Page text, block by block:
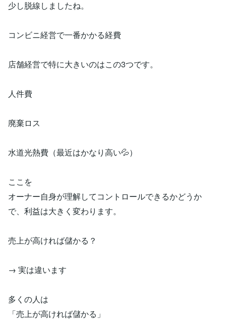
少し脱線しましたね。
コンビニ経営で一番かかる経費
店舗経営で特に大きいのはこの3つです。
人件費
廃棄ロス
水道光熱費（最近はかなり高い💦）
ここを
オーナー自身が理解してコントロールできるかどうか
で、利益は大きく変わります。
売上が高ければ儲かる？
→ 実は違います
多くの人は
「売上が高ければ儲かる」